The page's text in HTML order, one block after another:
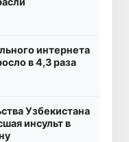
интернета
в 4,3 раза
Узбекистана
инсульт в